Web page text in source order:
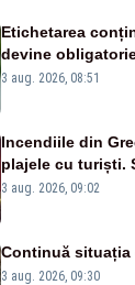
Etichetarea
devine
3 aug. 2026, 08:51
Incendiile din
plajele cu turiști.
evacuate pe
3 aug. 2026, 09:02
Continuă situația
3 aug. 2026, 09:30